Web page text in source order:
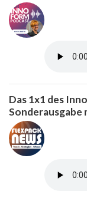
Das 1x1 des
Sonderausgabe